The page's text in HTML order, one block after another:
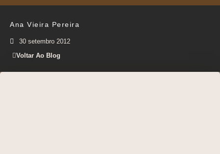
Ana Vieira Pereira
30 setembro 2012
Voltar Ao Blog